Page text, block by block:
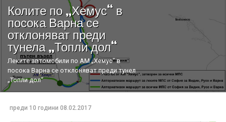
Колите по „Хемус“ в
посока Варна се
отклоняват преди
тунела „Топли дол“
Леките автомобили по АМ „Хемус“ в
посока Варна се отклоняват преди тунел
„Топли дол“
преди 10 години 08.02.2017